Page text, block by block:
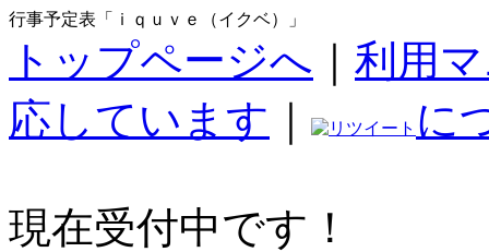
行事予定表「ｉｑｕｖｅ（イクベ）」
トップページへ
利用
応しています
に
現在受付中です！